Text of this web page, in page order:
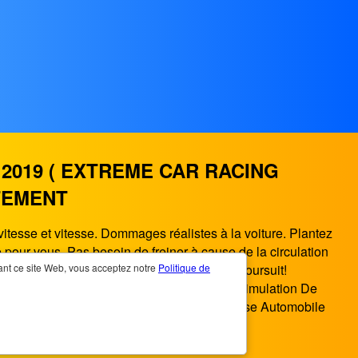
( EXTREME CAR RACING
et vitesse. Dommages réalistes à la voiture. Plantez
vous. Pas besoin de freiner à cause de la circulation
à pleine vitesse sans que la police vous poursuit!
2000 jusqu'à maintenant. Jeu De Simulation De
jouer à Jeu De Simulation De Course Automobile
ce site Web, vous acceptez notre Politique de